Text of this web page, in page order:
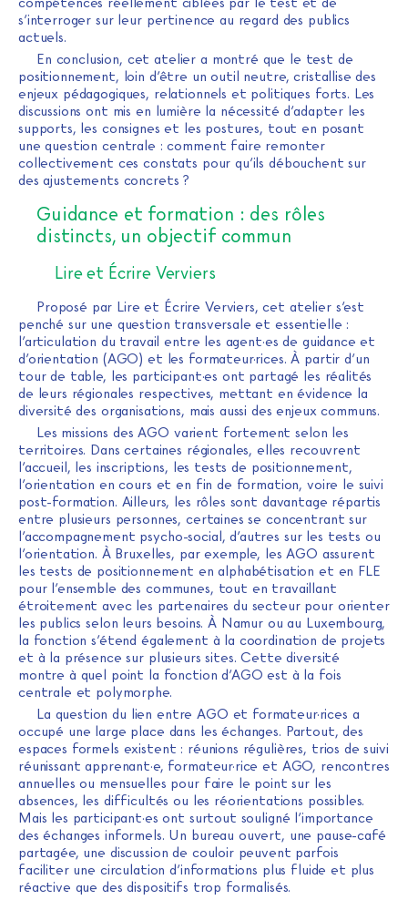
s’interroger sur leur pertinence au regard des publics
actuels.
En conclusion, cet atelier a montré que le test de
positionnement, loin d’être un outil neutre, cristallise des
enjeux pédagogiques, relationnels et politiques forts. Les
discussions ont mis en lumière la nécessité d’adapter les
supports, les consignes et les postures, tout en posant
une question centrale : comment faire remonter
collectivement ces constats pour qu’ils débouchent sur
des ajustements concrets ?
Guidance et formation : des rôles
distincts, un objectif commun
Lire et Écrire Verviers
Proposé par Lire et Écrire Verviers, cet atelier s’est
penché sur une question transversale et essentielle :
l’articulation du travail entre les agent·es de guidance et
d’orientation (AGO) et les formateur·rices. À partir d’un
tour de table, les participant·es ont partagé les réalités
de leurs régionales respectives, mettant en évidence la
diversité des organisations, mais aussi des enjeux communs.
Les missions des AGO varient fortement selon les
territoires. Dans certaines régionales, elles recouvrent
l’accueil, les inscriptions, les tests de positionnement,
l’orientation en cours et en fin de formation, voire le suivi
post-formation. Ailleurs, les rôles sont davantage répartis
entre plusieurs personnes, certaines se concentrant sur
l’accompagnement psycho-social, d’autres sur les tests ou
l’orientation. À Bruxelles, par exemple, les AGO assurent
les tests de positionnement en alphabétisation et en FLE
pour l’ensemble des communes, tout en travaillant
étroitement avec les partenaires du secteur pour orienter
les publics selon leurs besoins. À Namur ou au Luxembourg,
la fonction s’étend également à la coordination de projets
et à la présence sur plusieurs sites. Cette diversité
montre à quel point la fonction d’AGO est à la fois
centrale et polymorphe.
La question du lien entre AGO et formateur·rices a
occupé une large place dans les échanges. Partout, des
espaces formels existent : réunions régulières, trios de suivi
réunissant apprenant·e, formateur·rice et AGO, rencontres
annuelles ou mensuelles pour faire le point sur les
absences, les difficultés ou les réorientations possibles.
Mais les participant·es ont surtout souligné l’importance
des échanges informels. Un bureau ouvert, une pause-café
partagée, une discussion de couloir peuvent parfois
faciliter une circulation d’informations plus fluide et plus
réactive que des dispositifs trop formalisés.